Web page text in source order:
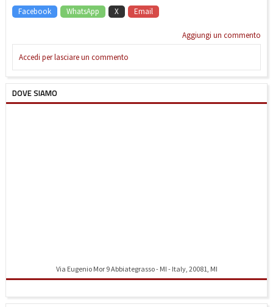
Facebook WhatsApp X Email
Aggiungi un commento
Accedi per lasciare un commento
DOVE SIAMO
Via Eugenio Mor 9 Abbiategrasso - MI - Italy, 20081, MI